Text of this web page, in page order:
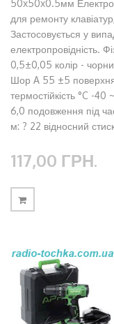
50x50x0.5мм
для ремонту
Застосовується у
електропровідність.
0,5±0,05 колір -
Шор A 55 ±5
термостійкість °C -40
6,0 подовження під
м: ? 22 відносний
117,00 ГРН.